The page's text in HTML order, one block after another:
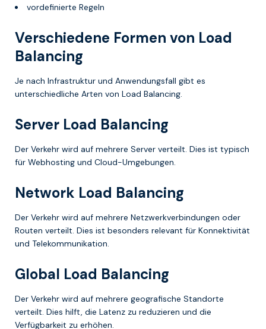
vordefinierte Regeln
Verschiedene Formen von Load
Balancing
Je nach Infrastruktur und Anwendungsfall gibt es
unterschiedliche Arten von Load Balancing.
Server Load Balancing
Der Verkehr wird auf mehrere Server verteilt. Dies ist typisch
für Webhosting und Cloud-Umgebungen.
Network Load Balancing
Der Verkehr wird auf mehrere Netzwerkverbindungen oder
Routen verteilt. Dies ist besonders relevant für Konnektivität
und Telekommunikation.
Global Load Balancing
Der Verkehr wird auf mehrere geografische Standorte
verteilt. Dies hilft, die Latenz zu reduzieren und die
Verfügbarkeit zu erhöhen.